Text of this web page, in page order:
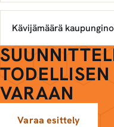
Kävijämäärä
VARAAN
Varaa esittely